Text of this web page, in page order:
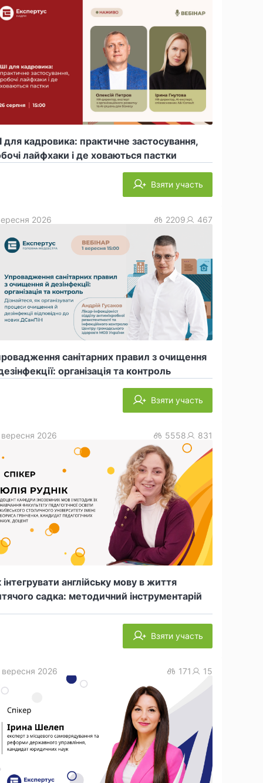
для кадровика: практичне застосування,
лайфхаки і де ховаються пастки
Взяти участь
санітарних правил з очищення
організація та контроль
2026 2209 467
Взяти участь
інтегрувати англійську мову в життя
садка: методичний інструментарій
2026 5558 831
Взяти участь
2026 171 15